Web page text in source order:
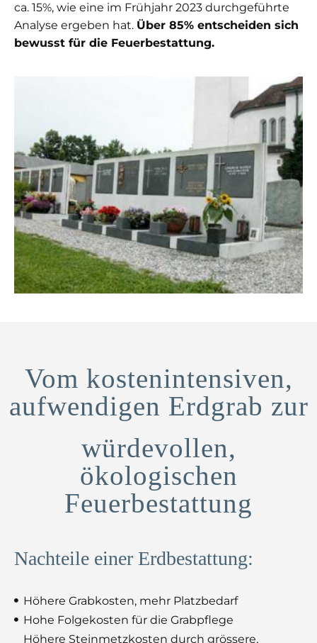
ca. 15%, wie eine im Frühjahr 2023 durchgeführte
Analyse ergeben hat. Über 85% entscheiden sich
bewusst für die Feuerbestattung.
Vom kostenintensiven,
aufwendigen Erdgrab zur
würdevollen,
ökologischen
Feuerbestattung
Nachteile einer Erdbestattung:
Höhere Grabkosten, mehr Platzbedarf
Hohe Folgekosten für die Grabpflege
Höhere Steinmetzkosten durch grössere,